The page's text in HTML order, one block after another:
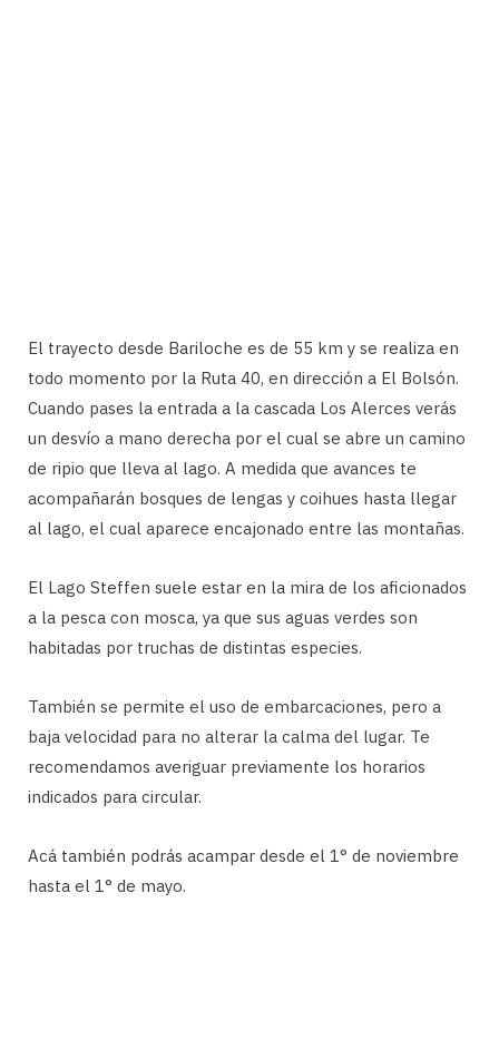
El trayecto desde Bariloche es de 55 km y se realiza en
todo momento por la Ruta 40, en dirección a El Bolsón.
Cuando pases la entrada a la cascada Los Alerces verás
un desvío a mano derecha por el cual se abre un camino
de ripio que lleva al lago. A medida que avances te
acompañarán bosques de lengas y coihues hasta llegar
al lago, el cual aparece encajonado entre las montañas.
El Lago Steffen suele estar en la mira de los aficionados
a la pesca con mosca, ya que sus aguas verdes son
habitadas por truchas de distintas especies.
También se permite el uso de embarcaciones, pero a
baja velocidad para no alterar la calma del lugar. Te
recomendamos averiguar previamente los horarios
indicados para circular.
Acá también podrás acampar desde el 1° de noviembre
hasta el 1° de mayo.